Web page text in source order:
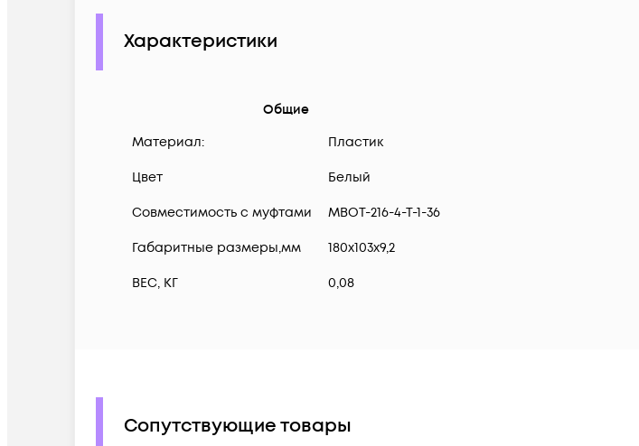
Характеристики
Общие
Материал:
Пластик
Цвет Белый
Совместимость с муфтами МВОТ-216-4-Т-1-36
Габаритные размеры,мм 180х103х9,2
ВЕС, КГ 0,08
Сопутствующие товары